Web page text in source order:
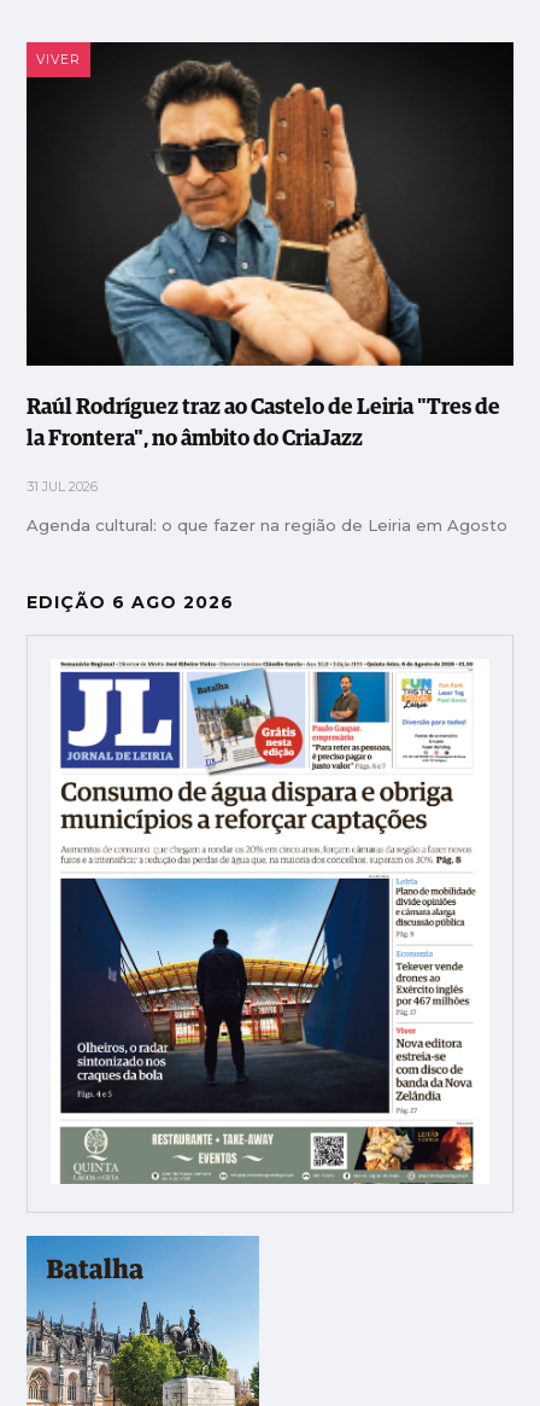
VIVER
Raúl Rodríguez traz ao Castelo de Leiria "Tres de
la Frontera", no âmbito do CriaJazz
31 JUL 2026
Agenda cultural: o que fazer na região de Leiria em Agosto
EDIÇÃO 6 AGO 2026